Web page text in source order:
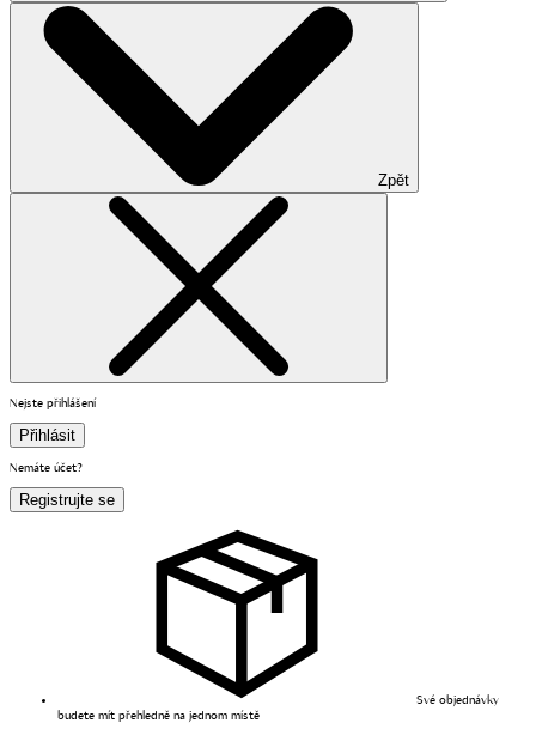
Zpět
Nejste přihlášení
Přihlásit
Nemáte účet?
Registrujte se
Své objednávky
budete mít přehledně na jednom místě